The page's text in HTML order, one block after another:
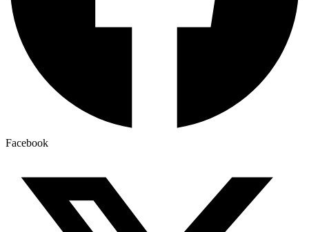
Facebook